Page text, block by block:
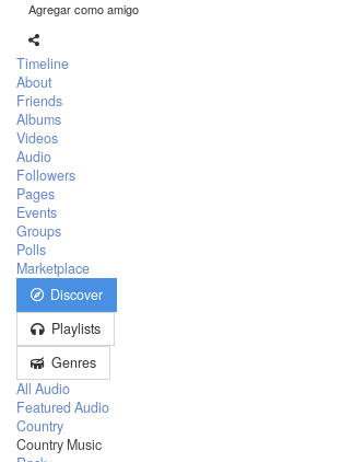
Agregar como amigo
Timeline
About
Friends
Albums
Videos
Audio
Followers
Pages
Events
Groups
Polls
Marketplace
Discover
Playlists
Genres
All Audio
Featured Audio
Country
Country Music